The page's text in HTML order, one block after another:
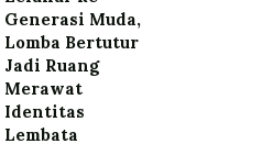
Generasi Muda,
Lomba Bertutur
Jadi Ruang
Merawat
Identitas
Lembata